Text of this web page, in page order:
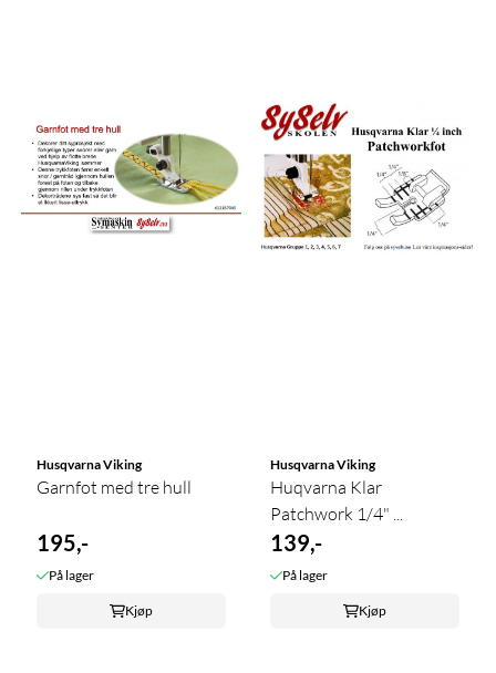
Husqvarna Viking
Garnfot med tre hull
195,-
På lager
Kjøp
Husqvarna Viking
Huqvarna Klar
Patchwork 1/4" ...
139,-
På lager
Kjøp